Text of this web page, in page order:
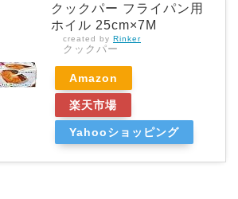
クックパー フライパン用
ホイル 25cm×7M
created by Rinker
クックパー
Amazon
楽天市場
Yahooショッピング